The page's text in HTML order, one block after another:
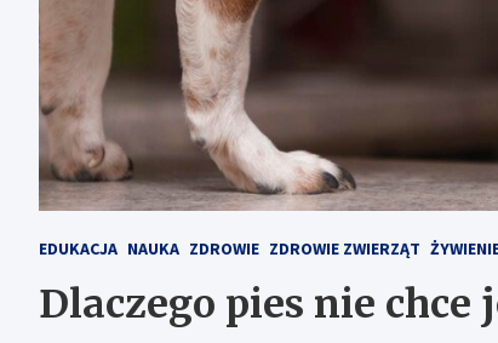
EDUKACJA NAUKA ZDROWIE ZDROWIE ZWIERZĄT
Dlaczego pies nie